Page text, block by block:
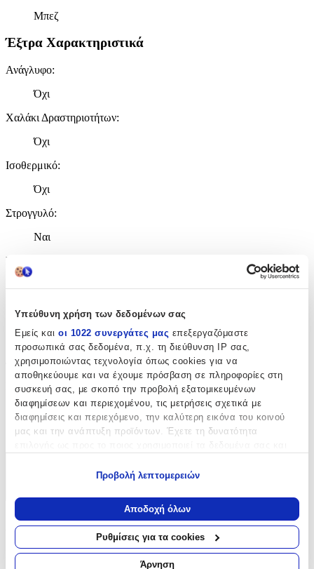
Υπεύθυνη χρήση των δεδομένων σας
Εμείς και οι 1022 συνεργάτες μας επεξεργαζόμαστε
προσωπικά σας δεδομένα, π.χ. τη διεύθυνση IP σας,
χρησιμοποιώντας τεχνολογία όπως cookies για να
αποθηκεύουμε και να έχουμε πρόσβαση σε πληροφορίες στη
συσκευή σας, με σκοπό την προβολή εξατομικευμένων
διαφημίσεων και περιεχομένου, τις μετρήσεις σχετικά με
διαφημίσεις και περιεχόμενο, την καλύτερη εικόνα του κοινού
μας και την ανάπτυξη προϊόντων. Έχετε τη δυνατότητα
Να συλλέξουμε πληροφορίες σχετικά με τη γεωγραφική
σας τοποθεσία, οι οποίες μπορεί να είναι ακριβείς σε
απόσταση μερικών μέτρων
Να αναγνωρίσουμε τη συσκευή σας σαρώνοντας ενεργά
για συγκεκριμένα χαρακτηριστικά (δακτυλικό αποτύπωμα)
Προβολή λεπτομερειών
Αποδοχή όλων
Ρυθμίσεις για τα cookies
Άρνηση
Μπεζ
Έξτρα Χαρακτηριστικά
Ανάγλυφο:
Όχι
Χαλάκι Δραστηριοτήτων:
Όχι
Ισοθερμικό:
Όχι
Στρογγυλό:
Ναι
Μοκέτα
Σετ
Όχι
Διαστάσεις
Πλάτος:
100
cm
Χαρακτηριστικά
Κατασκευαστής: